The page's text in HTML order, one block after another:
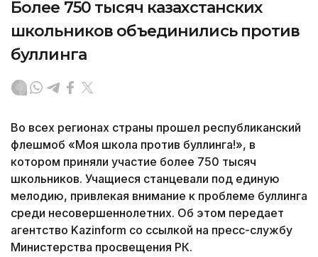
Более 750 тысяч казахстанских
школьников объединились против
буллинга
Во всех регионах страны прошел республиканский
флешмоб «Моя школа против буллинга!», в
котором приняли участие более 750 тысяч
школьников. Учащиеся станцевали под единую
мелодию, привлекая внимание к проблеме буллинга
среди несовершеннолетних. Об этом передает
агентство Kazinform со ссылкой на пресс-службу
Министерства просвещения РК.